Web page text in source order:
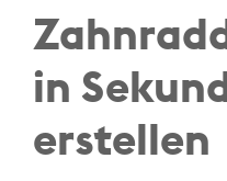
in
erstellen